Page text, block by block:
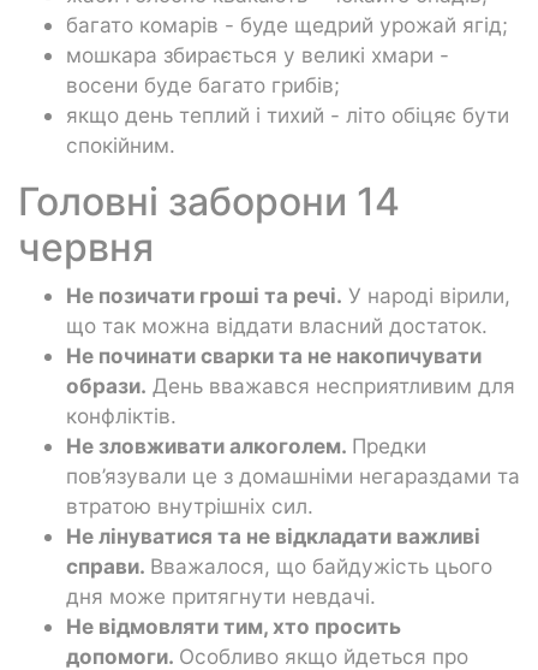
багато комарів - буде щедрий урожай ягід;
мошкара збирається у великі хмари -
восени буде багато грибів;
якщо день теплий і тихий - літо обіцяє бути
спокійним.
Головні заборони 14
червня
Не позичати гроші та речі. У народі вірили,
що так можна віддати власний достаток.
Не починати сварки та не накопичувати
образи. День вважався несприятливим для
конфліктів.
Не зловживати алкоголем. Предки
пов’язували це з домашніми негараздами та
втратою внутрішніх сил.
Не лінуватися та не відкладати важливі
справи. Вважалося, що байдужість цього
дня може притягнути невдачі.
Не відмовляти тим, хто просить
допомоги. Особливо якщо йдеться про